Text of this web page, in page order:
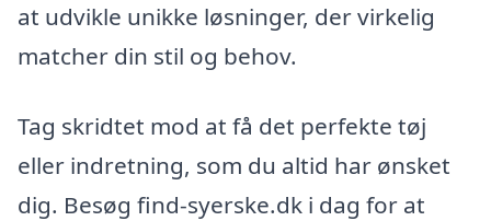
at udvikle unikke løsninger, der virkelig
matcher din stil og behov.
Tag skridtet mod at få det perfekte tøj
eller indretning, som du altid har ønsket
dig. Besøg find-syerske.dk i dag for at